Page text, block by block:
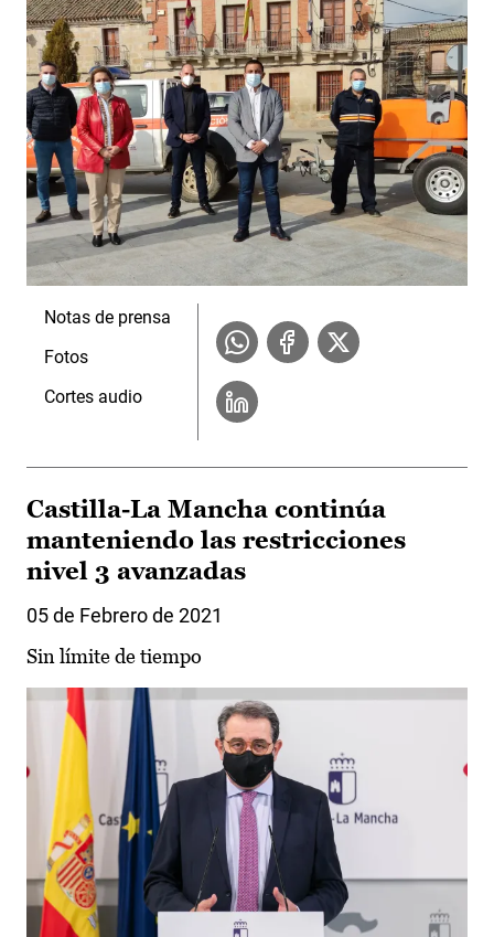
Notas de prensa
Fotos
Cortes audio
Castilla-La Mancha continúa
manteniendo las restricciones
nivel 3 avanzadas
05 de Febrero de 2021
Sin límite de tiempo